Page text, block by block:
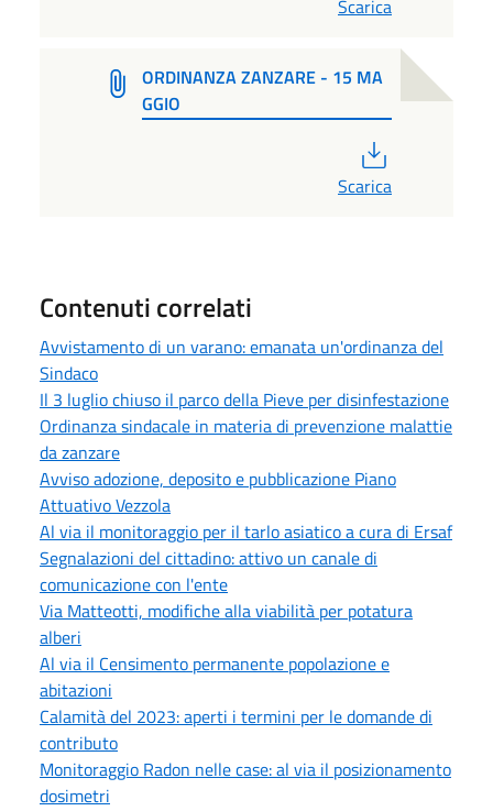
Scarica
ORDINANZA ZANZARE - 15 MA
GGIO
Scarica
Contenuti correlati
Avvistamento di un varano: emanata un'ordinanza del
Sindaco
Il 3 luglio chiuso il parco della Pieve per disinfestazione
Ordinanza sindacale in materia di prevenzione malattie
da zanzare
Avviso adozione, deposito e pubblicazione Piano
Attuativo Vezzola
Al via il monitoraggio per il tarlo asiatico a cura di Ersaf
Segnalazioni del cittadino: attivo un canale di
comunicazione con l'ente
Via Matteotti, modifiche alla viabilità per potatura
alberi
Al via il Censimento permanente popolazione e
abitazioni
Calamità del 2023: aperti i termini per le domande di
contributo
Monitoraggio Radon nelle case: al via il posizionamento
dosimetri